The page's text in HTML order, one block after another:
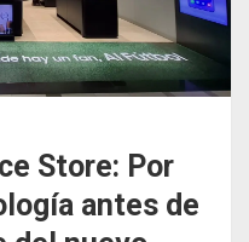
Store: Por
antes de